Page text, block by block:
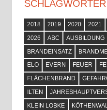
SCHLAGWÖRTER
2018 2019 2020 2021
2026
ABC AUSBILDUNG
BRANDEINSATZ
ELO
EVERN FEUER
FLÄCHENBRAND
ILTEN
KLEIN LOBKE